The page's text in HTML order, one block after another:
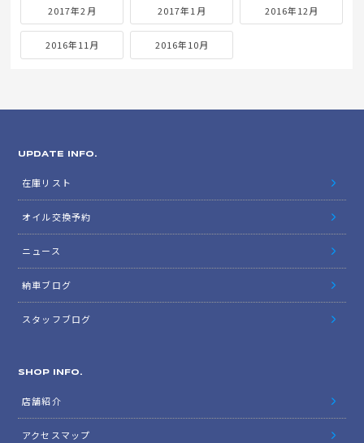
2017年2月 2017年1月 2016年12月
2016年11月 2016年10月
UPDATE INFO.
在庫リスト
オイル交換予約
ニュース
納車ブログ
スタッフブログ
SHOP INFO.
店舗紹介
アクセスマップ